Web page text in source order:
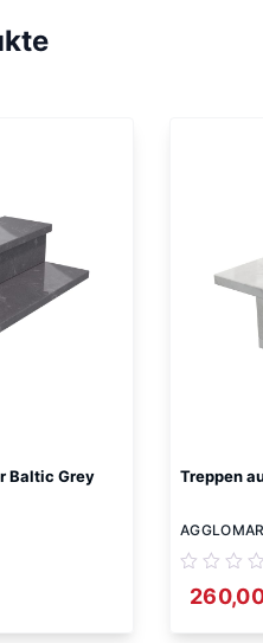
Baltic Grey
Treppen